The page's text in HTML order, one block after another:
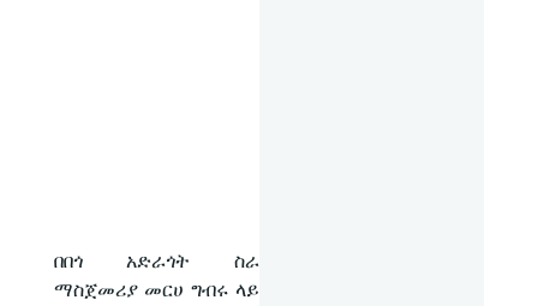
በበጎ አድራጎት ስራ
ማስጀመሪያ መርሀ ግብሩ ላይ